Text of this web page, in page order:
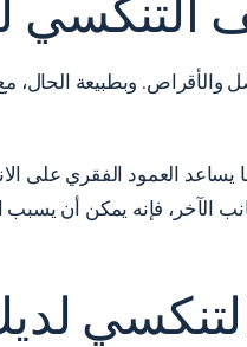
والأقراص. وبطبيعة الحال،
العمود الفقري على
الآخر، فإنه يمكن أن